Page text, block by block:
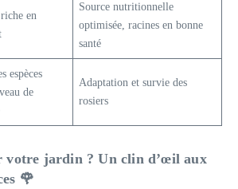
en
Source nutritionnelle
optimisée, racines en bonne
santé
espèces
de
Adaptation et survie des
rosiers
votre jardin ? Un clin d’œil aux
🌹